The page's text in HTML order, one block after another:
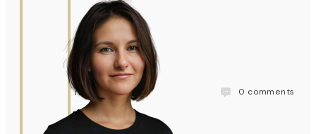
natalia 0 comments